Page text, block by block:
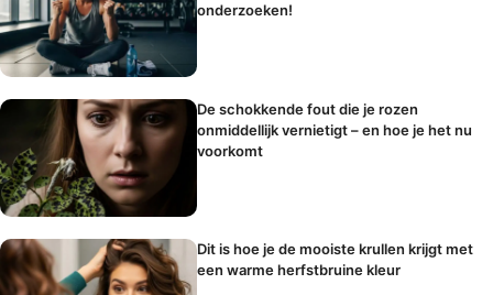
onderzoeken!
De schokkende fout die je rozen
onmiddellijk vernietigt – en hoe je het nu
voorkomt
Dit is hoe je de mooiste krullen krijgt met
een warme herfstbruine kleur